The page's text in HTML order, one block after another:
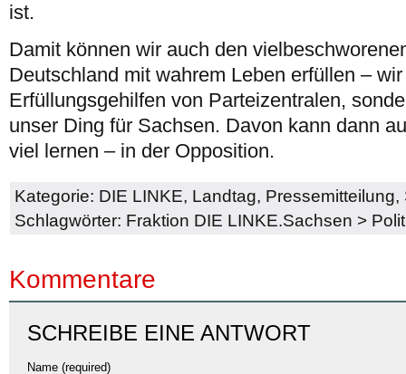
ist.
Damit können wir auch den
Deutschland mit wahrem Leben erfüllen –
Erfüllungsgehilfen von Parteizentralen,
unser Ding für Sachsen. Davon kann dann
viel lernen – in der Opposition.
Kategorie: DIE LINKE, Landtag, Pressemitteilung,
Schlagwörter: Fraktion DIE LINKE.Sachsen >
Kommentare
SCHREIBE EINE ANTWORT
Name (required)